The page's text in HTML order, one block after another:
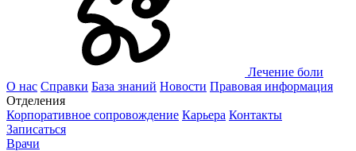
Лечение боли
О нас Справки База знаний Новости Правовая информация
Отделения
Корпоративное сопровождение Карьера Контакты
Записаться
Врачи